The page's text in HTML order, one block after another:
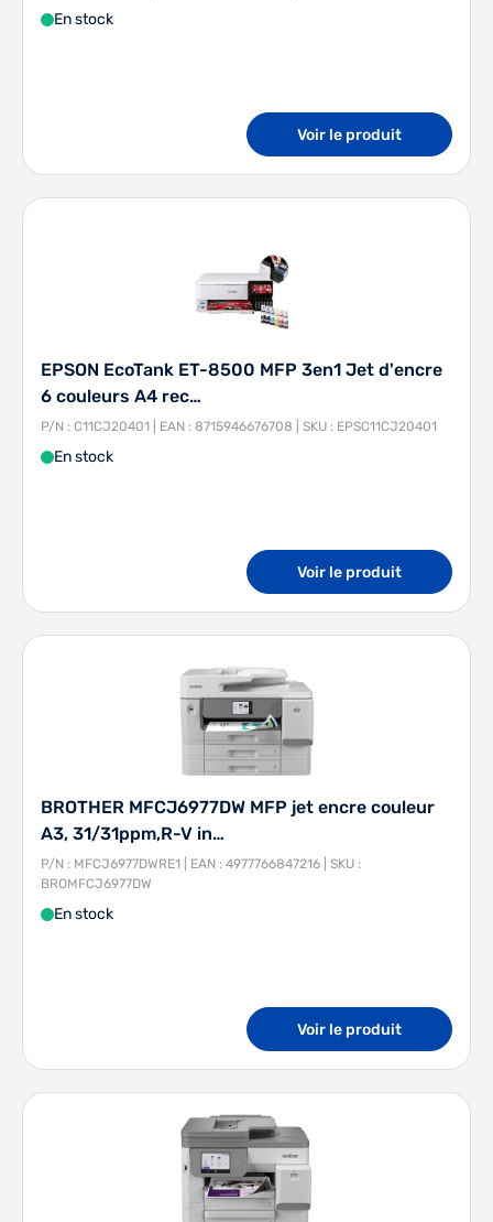
En stock
Voir le produit
EPSON EcoTank ET-8500 MFP 3en1 Jet d'encre
6 couleurs A4 rec…
P/N : C11CJ20401 | EAN : 8715946676708 | SKU : EPSC11CJ20401
En stock
Voir le produit
BROTHER MFCJ6977DW MFP jet encre couleur
A3, 31/31ppm,R-V in…
P/N : MFCJ6977DWRE1 | EAN : 4977766847216 | SKU :
BROMFCJ6977DW
En stock
Voir le produit